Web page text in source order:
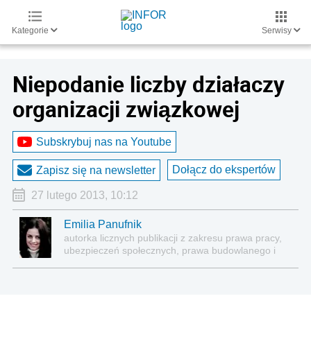
Kategorie Serwisy
Niepodanie liczby działaczy
organizacji związkowej
Subskrybuj nas na Youtube
Zapisz się na newsletter Dołącz do ekspertów
27 lutego 2013, 10:12
Emilia Panufnik
autorka licznych publikacji z zakresu prawa pracy,
ubezpieczeń społecznych, prawa budowlanego i